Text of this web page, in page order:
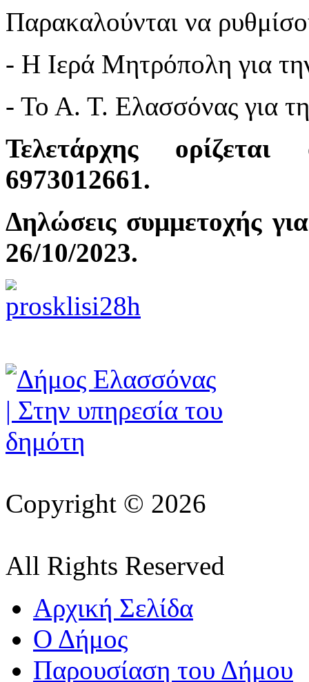
Παρακαλούνται να
- Η Ιερά Μητρόπολη για
- Το Α. Τ. Ελασσόνας για
Τελετάρχης
6973012661.
Δηλώσεις συμμετοχής
26/10/2023.
Copyright © 2026
All Rights Reserved
Αρχική Σελίδα
Ο Δήμος
Παρουσίαση του Δήμου